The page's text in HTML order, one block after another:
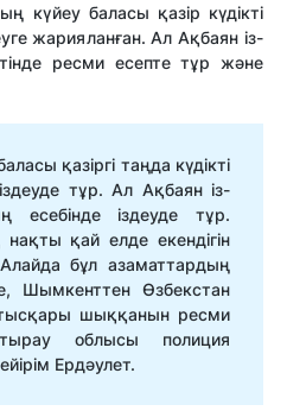
күйеу баласы қазір күдікті
жарияланған. Ал Ақбаян із-
ресми есепте тұр және
қазіргі таңда күдікті
тұр. Ал Ақбаян із-
есебінде іздеуде тұр.
нақты қай елде екендігін
бұл азаматтардың
Шымкенттен Өзбекстан
шыққанын ресми
облысы полиция
Ердәулет.